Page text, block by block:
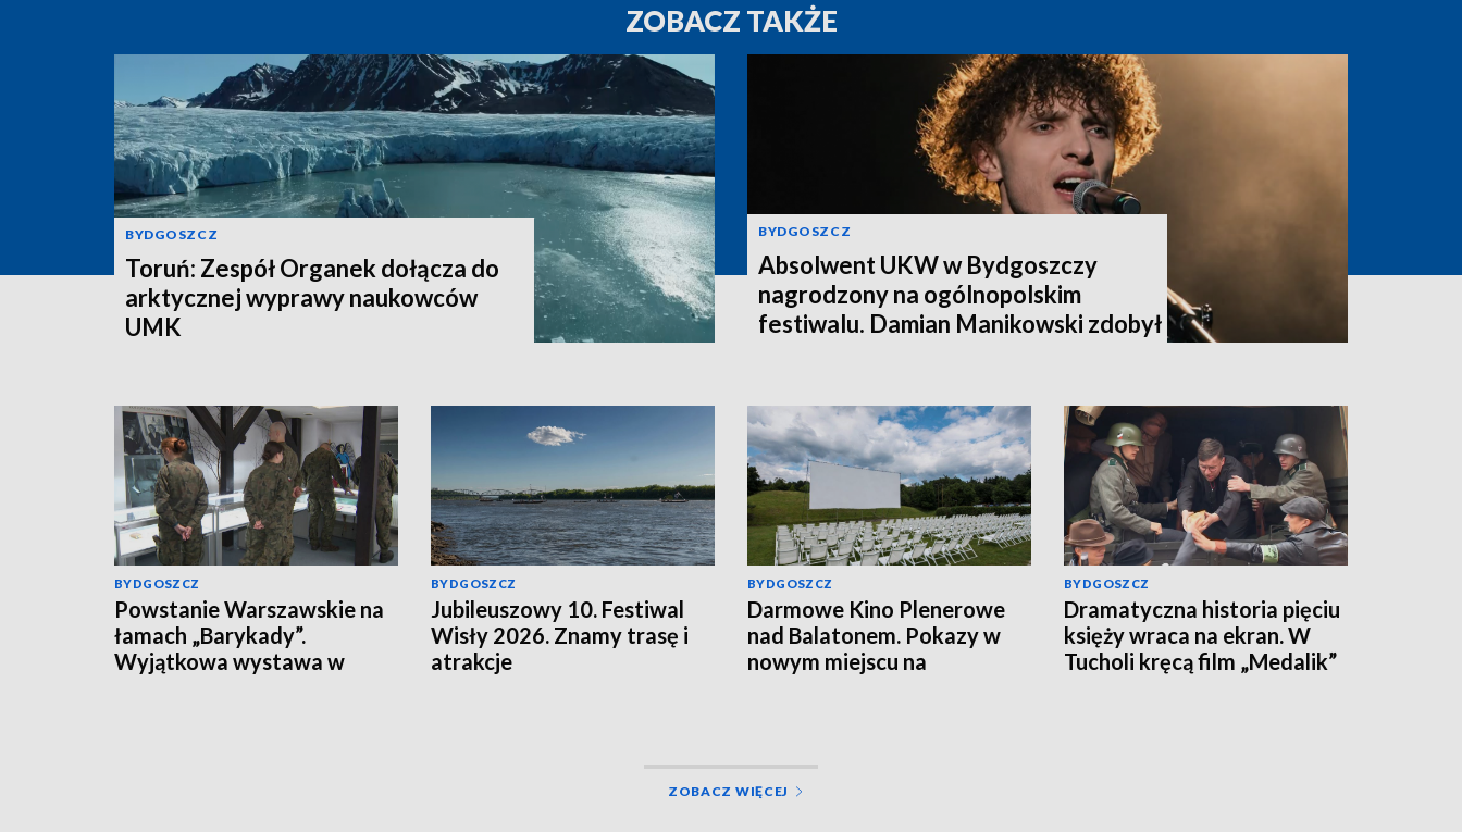
ZOBACZ TAKŻE
BYDGOSZCZ
Toruń: Zespół Organek dołącza do
arktycznej wyprawy naukowców
UMK
BYDGOSZCZ
Absolwent UKW w Bydgoszczy
nagrodzony na ogólnopolskim
festiwalu. Damian Manikowski zdobył
BYDGOSZCZ
Powstanie Warszawskie na
łamach „Barykady”.
Wyjątkowa wystawa w
BYDGOSZCZ
Jubileuszowy 10. Festiwal
Wisły 2026. Znamy trasę i
atrakcje
BYDGOSZCZ
Darmowe Kino Plenerowe
nad Balatonem. Pokazy w
nowym miejscu na
BYDGOSZCZ
Dramatyczna historia pięciu
księży wraca na ekran. W
Tucholi kręcą film „Medalik”
ZOBACZ WIĘCEJ